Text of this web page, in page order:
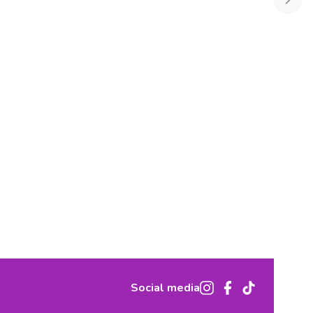
Social media